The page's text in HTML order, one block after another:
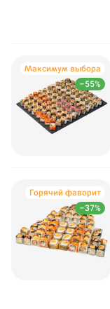
–55%
Максимум выбора
–37%
Горячий фаворит